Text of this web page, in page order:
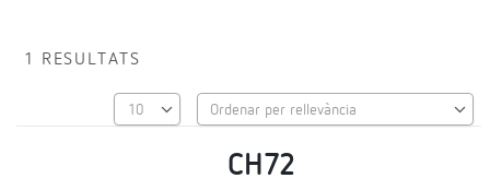
1 RESULTATS
CH72